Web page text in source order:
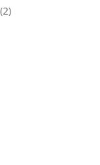
(2)